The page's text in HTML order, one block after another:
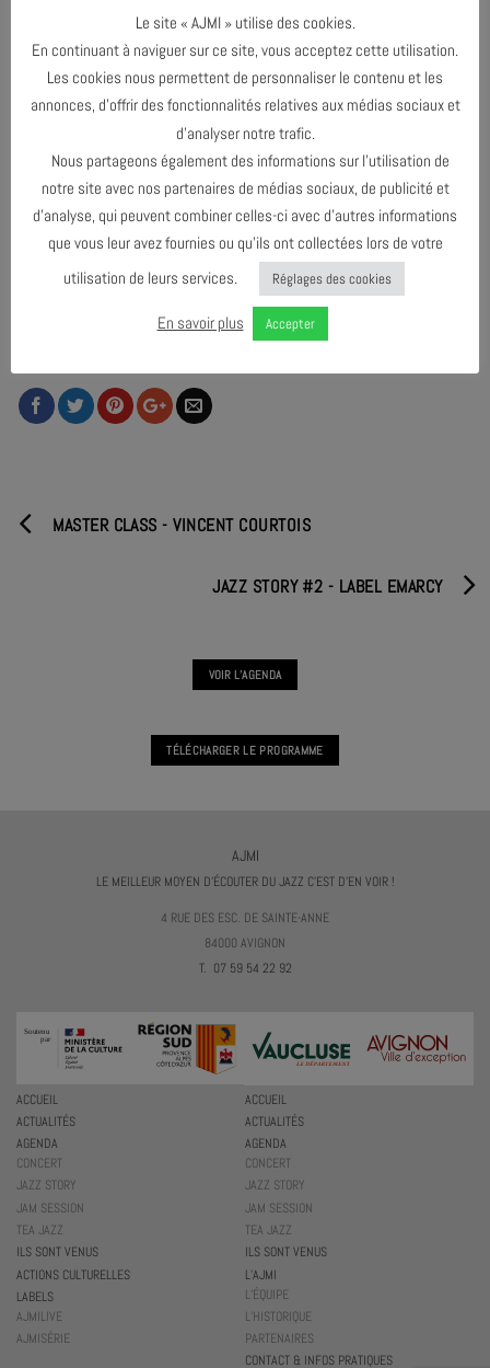
sea wolf, The dreams of debs, Goliath ou The south of slot, autant de
nouvelles, romans et recueils qui ont inspiré directement un nouveau
répertoire pour célébrer le septième anniversaire de mon trio, lui
offrant le plaisir à son tour de partager et de raconter ».
MASTER CLASS DE VINCENT COURTOIS JEUDI 29 NOVEMBRE A l’AJMi,
de 14h00 à 17h00
*Vous pouvez amener vos instruments.
Tarifs Master Class : 20€ / Gratuit pour les élèves du CRR
Réservation indispensable : info@ajmi.fr / 04 90 860 861
MASTER CLASS - VINCENT COURTOIS
JAZZ STORY #2 - LABEL EMARCY
VOIR L'AGENDA
TÉLÉCHARGER LE PROGRAMME
AJMI
LE MEILLEUR MOYEN D'ÉCOUTER DU JAZZ C'EST D'EN VOIR !
4 RUE DES ESC. DE SAINTE-ANNE
84000 AVIGNON
T. 07 59 54 22 92
ACCUEIL
ACTUALITÉS
AGENDA
CONCERT
JAZZ STORY
JAM SESSION
TEA JAZZ
ILS SONT VENUS
ACCUEIL
ACTUALITÉS
AGENDA
CONCERT
JAZZ STORY
JAM SESSION
TEA JAZZ
ILS SONT VENUS
ACTIONS CULTURELLES
LABELS
AJMILIVE
AJMISÉRIE
L’AJMI
L’ÉQUIPE
L’HISTORIQUE
PARTENAIRES
CONTACT & INFOS PRATIQUES
Le site « AJMI » utilise des cookies.
En continuant à naviguer sur ce site, vous acceptez cette utilisation.
Les cookies nous permettent de personnaliser le contenu et les
annonces, d’offrir des fonctionnalités relatives aux médias sociaux et
d’analyser notre trafic.
Nous partageons également des informations sur l’utilisation de
notre site avec nos partenaires de médias sociaux, de publicité et
d’analyse, qui peuvent combiner celles-ci avec d’autres informations
que vous leur avez fournies ou qu’ils ont collectées lors de votre
utilisation de leurs services.
Réglages des cookies
En savoir plus Accepter